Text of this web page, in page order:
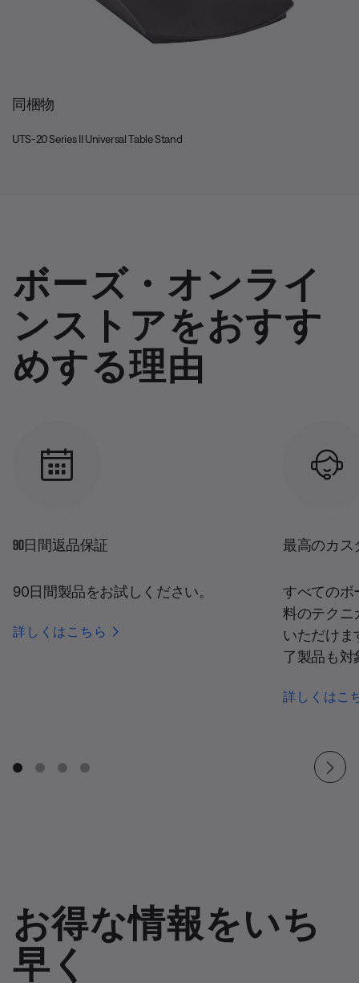
同梱物
UTS-20 Series II Universal Table Stand
ボーズ・オンライ
ンストアをおすす
めする理由
90日間返品保証
90日間製品をお試しください。
詳しくはこちら
最高のカス
すべてのボ
料のテクニ
いただけま
了製品も対
詳しくはこ
お得な情報をいち
早く